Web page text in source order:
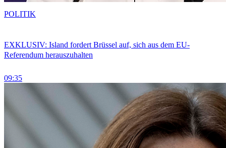
EXKLUSIV: Island fordert Brüssel auf, sich aus dem EU-
Referendum herauszuhalten
09:35
POLITIK